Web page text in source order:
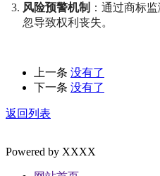
风险预警机制 ：通过商标
忽导致权利丧失。
上一条 没有了
下一条 没有了
返回列表
Powered by XXXX